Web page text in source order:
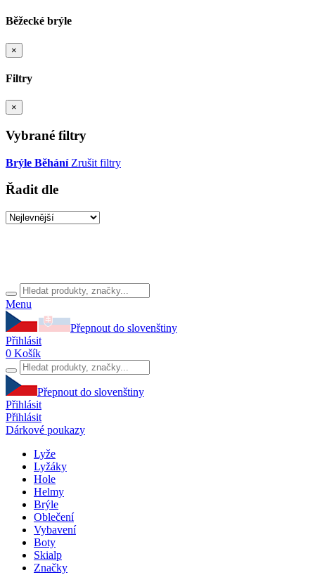
Běžecké brýle
×
Filtry
×
Vybrané filtry
Brýle Běhání Zrušit filtry
Řadit dle
Menu
Přepnout do slovenštiny
Přihlásit
0 Košík
Přepnout do slovenštiny
Přihlásit
Přihlásit
Dárkové poukazy
Lyže
Lyžáky
Hole
Helmy
Brýle
Oblečení
Vybavení
Boty
Skialp
Značky